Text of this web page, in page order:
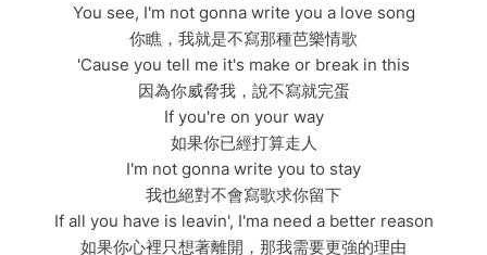
You see, I'm not gonna write you a love song
你瞧，我就是不寫那種芭樂情歌
'Cause you tell me it's make or break in this
因為你威脅我，說不寫就完蛋
If you're on your way
如果你已經打算走人
I'm not gonna write you to stay
我也絕對不會寫歌求你留下
If all you have is leavin', I'ma need a better reason
如果你心裡只想著離開，那我需要更強的理由